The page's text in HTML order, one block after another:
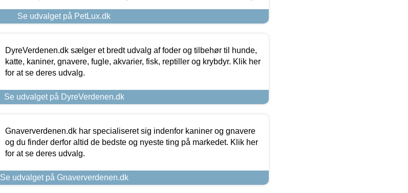
Se udvalget på PetLux.dk
DyreVerdenen.dk sælger et bredt udvalg af foder og tilbehør til hunde,
katte, kaniner, gnavere, fugle, akvarier, fisk, reptiller og krybdyr. Klik her
for at se deres udvalg.
Se udvalget på DyreVerdenen.dk
Gnaververdenen.dk har specialiseret sig indenfor kaniner og gnavere
og du finder derfor altid de bedste og nyeste ting på markedet. Klik her
for at se deres udvalg.
Se udvalget på Gnaververdenen.dk